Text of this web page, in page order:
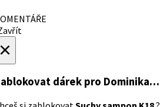
dárek pro Dominika…